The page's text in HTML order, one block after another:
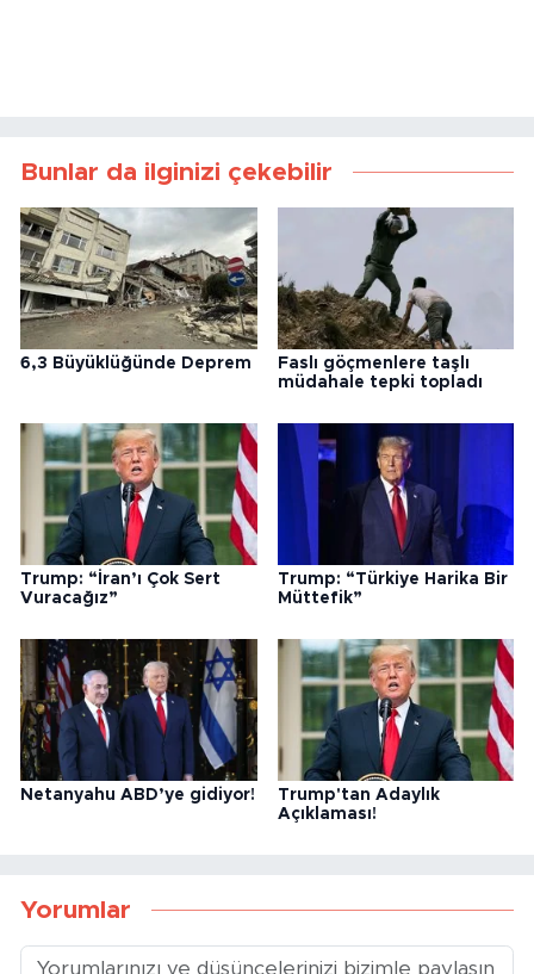
Bunlar da ilginizi çekebilir
6,3 Büyüklüğünde Deprem
Faslı göçmenlere taşlı
müdahale tepki topladı
Trump: “İran’ı Çok Sert
Vuracağız”
Trump: “Türkiye Harika Bir
Müttefik”
Netanyahu ABD’ye gidiyor!
Trump'tan Adaylık
Açıklaması!
Yorumlar